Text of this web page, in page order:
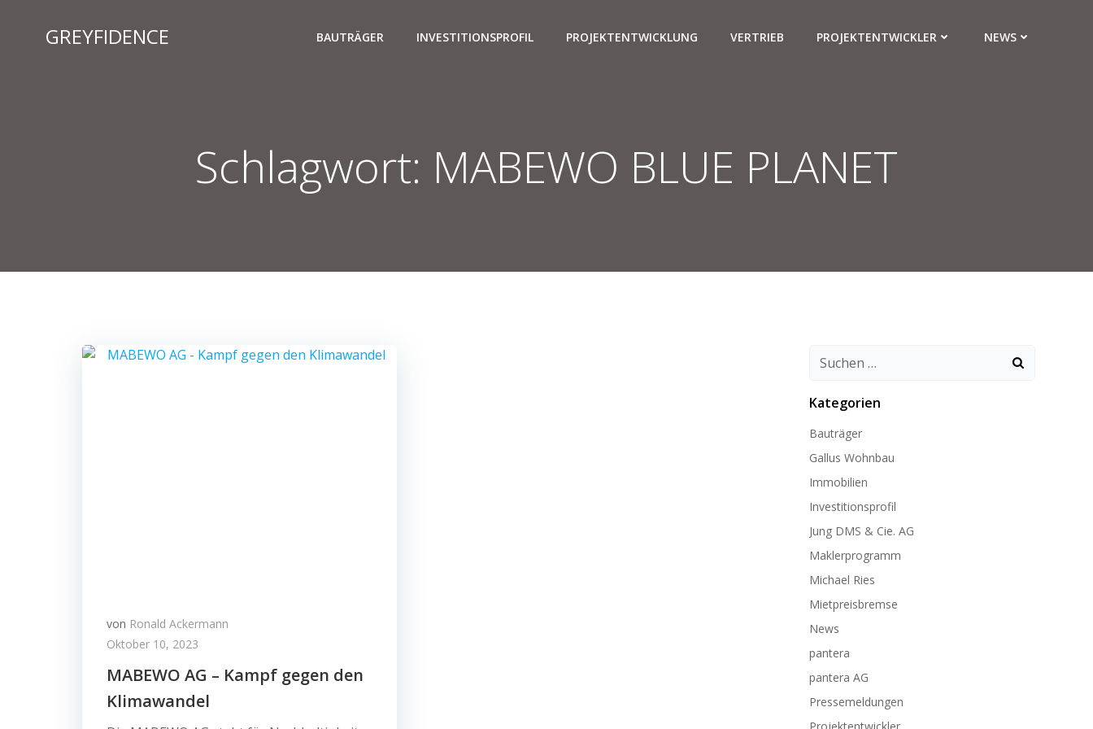
springenGREYFIDENCE BAUTRÄGER INVESTITIONSPROFIL PROJEKTENTWICKLUNG VERTRIEB PROJEKTENTWICKLER NEWS
Schlagwort: MABEWO BLUE PLANET
von Ronald Ackermann
Oktober 10, 2023
MABEWO AG – Kampf gegen den
Klimawandel
Kategorien
Bauträger
Gallus Wohnbau
Immobilien
Investitionsprofil
Jung DMS & Cie. AG
Maklerprogramm
Michael Ries
Mietpreisbremse
News
pantera
pantera AG
Pressemeldungen